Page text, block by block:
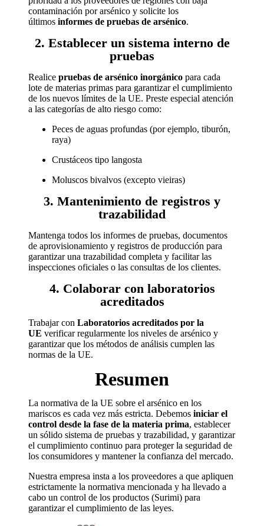
contaminación por arsénico y solicite los
últimos informes de pruebas de arsénico.
2. Establecer un sistema interno de
pruebas
Realice pruebas de arsénico inorgánico para cada
lote de materias primas para garantizar el cumplimiento
de los nuevos límites de la UE. Preste especial atención
a las categorías de alto riesgo como:
Peces de aguas profundas (por ejemplo, tiburón,
raya)
Crustáceos tipo langosta
Moluscos bivalvos (excepto vieiras)
3. Mantenimiento de registros y
trazabilidad
Mantenga todos los informes de pruebas, documentos
de aprovisionamiento y registros de producción para
garantizar una trazabilidad completa y facilitar las
inspecciones oficiales o las consultas de los clientes.
4. Colaborar con laboratorios
acreditados
Trabajar con Laboratorios acreditados por la
UE verificar regularmente los niveles de arsénico y
garantizar que los métodos de análisis cumplen las
normas de la UE.
Resumen
La normativa de la UE sobre el arsénico en los
mariscos es cada vez más estricta. Debemos iniciar el
control desde la fase de la materia prima, establecer
un sólido sistema de pruebas y trazabilidad, y garantizar
el cumplimiento continuo para proteger la seguridad de
los consumidores y mantener la confianza del mercado.
Nuestra empresa insta a los proveedores a que apliquen
estrictamente la normativa mencionada y ha llevado a
cabo un control de los productos (Surimi) para
garantizar el cumplimiento de las leyes.